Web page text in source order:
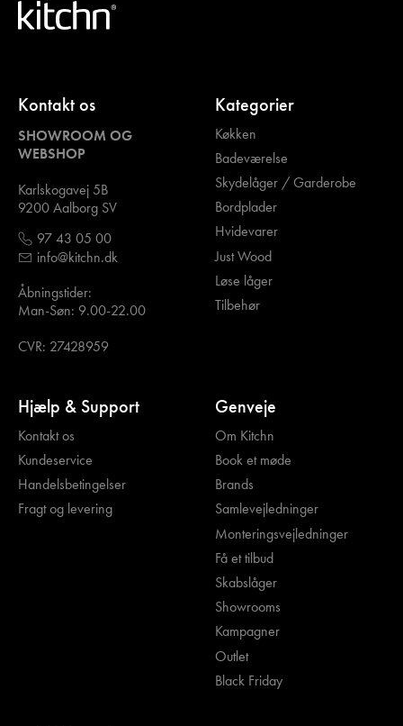
Kontakt os
SHOWROOM OG
WEBSHOP
Karlskogavej 5B
9200 Aalborg SV
97 43 05 00
info@kitchn.dk
Åbningstider:
Man-Søn: 9.00-22.00
CVR: 27428959
Kategorier
Køkken
Badeværelse
Skydelåger / Garderobe
Bordplader
Hvidevarer
Just Wood
Løse låger
Tilbehør
Hjælp & Support
Kontakt os
Kundeservice
Handelsbetingelser
Fragt og levering
Genveje
Om Kitchn
Book et møde
Brands
Samlevejledninger
Monteringsvejledninger
Få et tilbud
Skabslåger
Showrooms
Kampagner
Outlet
Black Friday